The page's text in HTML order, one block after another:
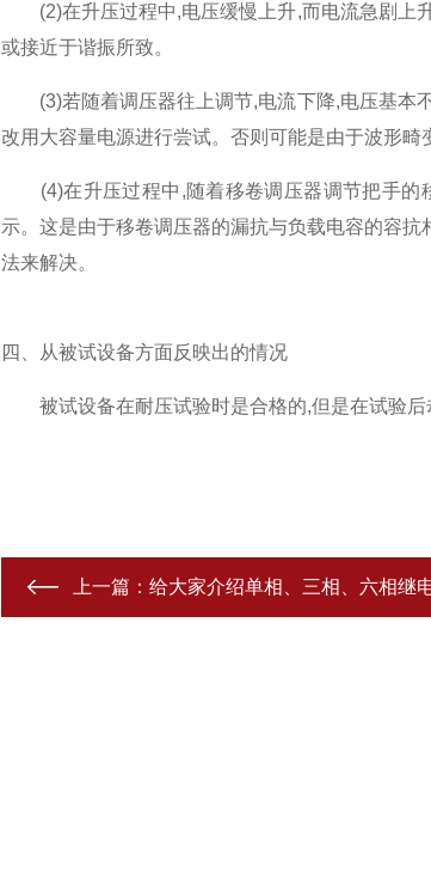
(2)在升压过程中,电压缓慢上升,而电流急剧上升
或接近于谐振所致。
(3)若随着调压器往上调节,电流下降,电压基本
改用大容量电源进行尝试。否则可能是由于波形畸
(4)在升压过程中,随着移卷调压器调节把手的
示。这是由于移卷调压器的漏抗与负载电容的容
法来解决。
四、从被试设备方面反映出的情况
被试设备在耐压试验时是合格的,但是在试验后
上一篇： 给大家介绍单相、三相、六相继电保护测